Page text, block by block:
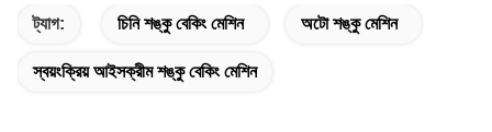
ট্যাগ: চিনি শঙ্কু বেকিং মেশিন অটো শঙ্কু মেশিন
স্বয়ংক্রিয় আইসক্রীম শঙ্কু বেকিং মেশিন